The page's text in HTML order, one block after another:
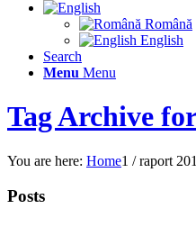
Română
English
Search
Menu Menu
Tag Archive
You are here: Home1 / raport
Posts